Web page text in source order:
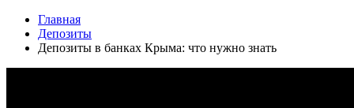
Главная
Депозиты
Депозиты в банках Крыма: что нужно знать